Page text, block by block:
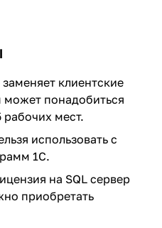
клиентские
понадобиться
рабочих мест.
использовать с
1С.
на SQL сервер
приобретать